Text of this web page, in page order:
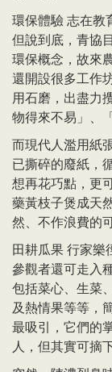
環保體驗 志在教
但說到底，青協
環保概念，故來
還開設很多工作
用石磨，出盡力
物得來不易」、
而現代人濫用紙
已撕碎的廢紙，
想再花巧點，更
藥黃枝子煲成天
然、不作浪費的可
田耕瓜果 行家樂
參觀者還可走入
包括菜心、生菜
及熱情果等等，
最吸引，它們的
人，但其實可摘